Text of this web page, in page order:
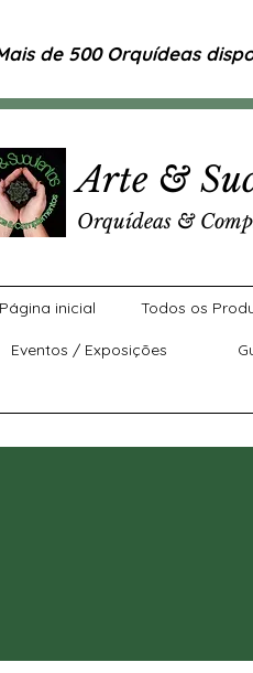
de 500 Orquídeas
Arte &
Orquídeas &
Página inicial Todos os
Eventos / Exposições